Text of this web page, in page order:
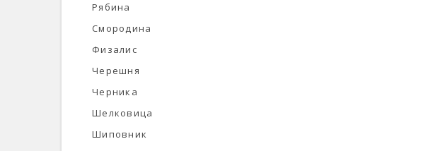
Рябина
Смородина
Физалис
Черешня
Черника
Шелковица
Шиповник